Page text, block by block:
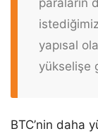
yapısal
yükselişe
BTC’nin daha